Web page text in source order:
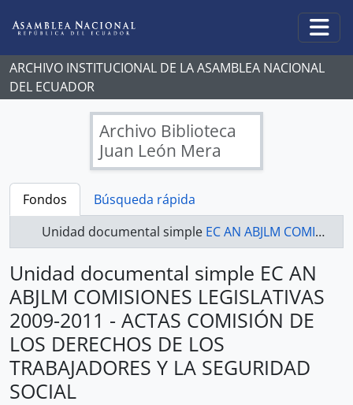
ARCHIVO INSTITUCIONAL DE LA ASAMBLEA NACIONAL
DEL ECUADOR
Archivo Biblioteca
Juan León Mera
Fondos
Búsqueda rápida
Unidad documental simple EC AN ABJLM COMISIONES LEGISLATIVAS 2009-2011 - ACTAS COMISIÓN DE LOS DERECHOS DE LOS TRABAJADORES Y LA SEGURIDAD SOCIAL
Unidad documental simple EC AN
ABJLM COMISIONES LEGISLATIVAS
2009-2011 - ACTAS COMISIÓN DE
LOS DERECHOS DE LOS
TRABAJADORES Y LA SEGURIDAD
SOCIAL